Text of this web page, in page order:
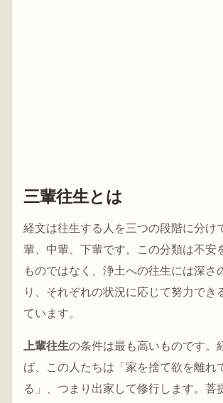
三輩往生とは
経文は往生する人を三つの段階に分け
輩、中輩、下輩です。この分類は不安
ものではなく、浄土への往生には深さ
り、それぞれの状況に応じて努力でき
ています。
上輩往生の条件は最も高いものです。
ば、この人たちは「家を捨て欲を離れ
る」、つまり出家して修行します。菩